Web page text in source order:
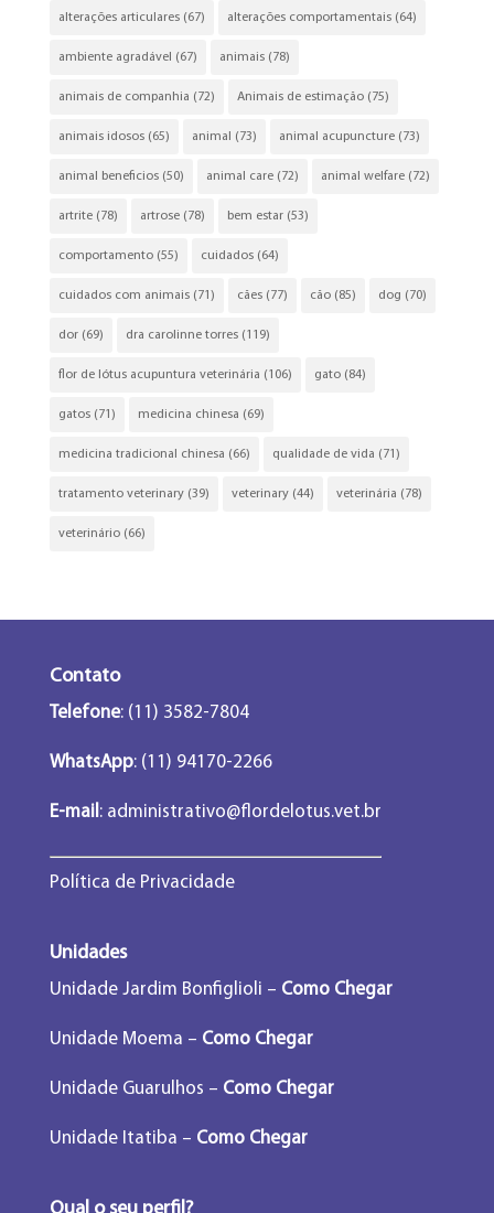
alterações articulares(67) alterações comportamentais(64)
ambiente agradável (67) animais(78)
animais de companhia (72) Animais de estimação(75)
animais idosos(65) animal (73) animal acupuncture(73)
animal beneficios(50) animal care(72) animal welfare(72)
artrite(78) artrose(78) bem estar(53)
comportamento(55) cuidados(64)
cuidados com animais(71) cães(77) cão(85) dog (70)
dor(69) dra carolinne torres(119)
flor de lótus acupuntura veterinária (106) gato(84)
gatos(71) medicina chinesa (69)
medicina tradicional chinesa (66) qualidade de vida (71)
tratamento veterinary(39) veterinary(44) veterinária (78)
veterinário(66)
Contato
Telefone: (11) 3582-7804
WhatsApp: (11) 94170-2266
E-mail :administrativo@flordelotus.vet.br
Política de Privacidade
Unidades
Unidade Jardim Bonfiglioli – Como Chegar
Unidade Moema – Como Chegar
Unidade Guarulhos – Como Chegar
Unidade Itatiba – Como Chegar